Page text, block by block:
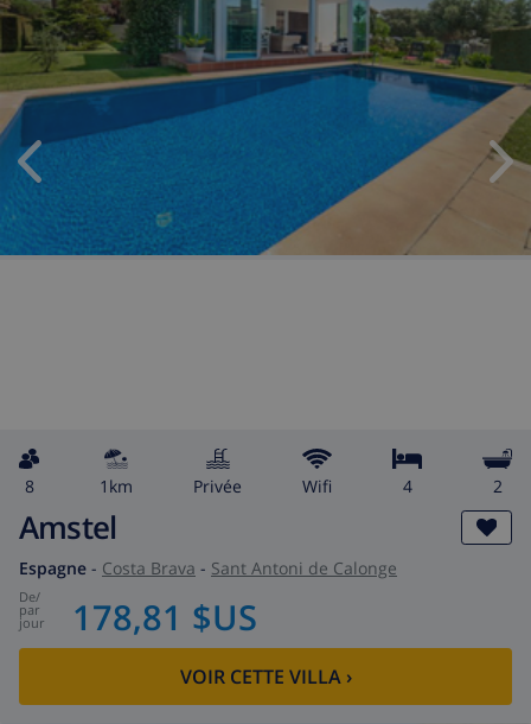
8 1km privée wifi 4 2
Amstel
Espagne - Costa Brava - Sant Antoni de Calonge
de/
par
jour 178,81 $US
VOIR CETTE VILLA›